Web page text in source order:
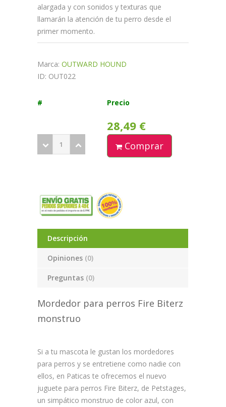
alargada y con sonidos y texturas que
llamarán la atención de tu perro desde el
primer momento.
Marca: OUTWARD HOUND
ID: OUT022
# Precio
28,49 €
Comprar
Descripción
Opiniones (0)
Preguntas (0)
Mordedor para perros Fire Biterz
monstruo
Si a tu mascota le gustan los mordedores
para perros y se entretiene como nadie con
ellos, en Paticas te ofrecemos el nuevo
juguete para perros Fire Biterz, de Petstages,
un simpático monstruo de color azul, con